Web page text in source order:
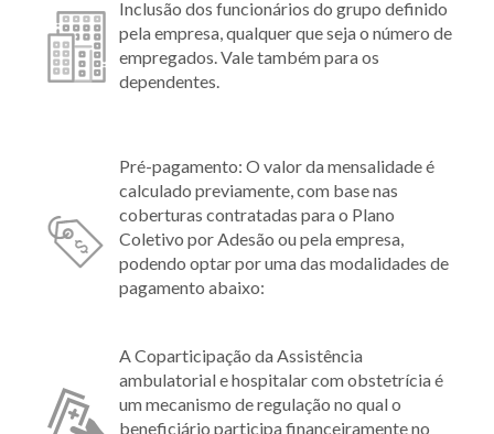
Inclusão dos funcionários do grupo definido
pela empresa, qualquer que seja o número de
empregados. Vale também para os
dependentes.
Pré-pagamento: O valor da mensalidade é
calculado previamente, com base nas
coberturas contratadas para o Plano
Coletivo por Adesão ou pela empresa,
podendo optar por uma das modalidades de
pagamento abaixo:
A Coparticipação da Assistência
ambulatorial e hospitalar com obstetrícia é
um mecanismo de regulação no qual o
beneficiário participa financeiramente no